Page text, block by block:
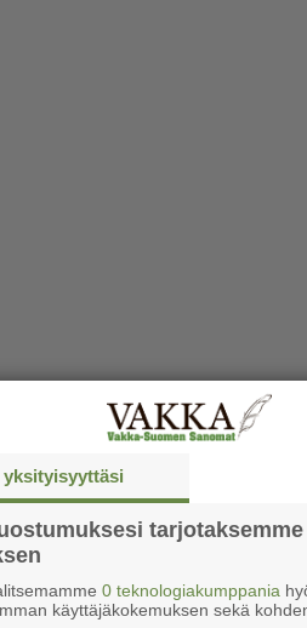
0 teknologiakumppania
käyttäjäkokemuksen sekä